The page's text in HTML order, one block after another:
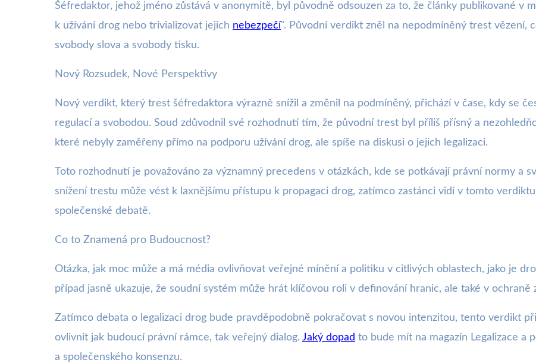
Šéfredaktor, jehož jméno zůstává v anonymitě, byl původně odsouzen za to, že články publikované v
k užívání drog nebo trivializovat jejich nebezpečí". Původní verdikt zněl na nepodmíněný trest vězení,
svobody slova a svobody tisku.
Nový Rozsudek, Nové Perspektivy
Nový verdikt, který trest šéfredaktora výrazně snížil a změnil na podmíněný, přichází v čase, kdy se
regulací a svobodou. Soud zdůvodnil své rozhodnutí tím, že původní trest byl příliš přísný a
které nebyly zaměřeny přímo na podporu užívání drog, ale spíše na diskusi o jejich legalizaci.
Toto rozhodnutí je považováno za významný precedens v otázkách, kde se potkávají právní normy a
snížení trestu může vést k laxnějšímu přístupu k propagaci drog, zatímco zastánci vidí v tomto
společenské debatě.
Co to Znamená pro Budoucnost?
Otázka, jak moc může a má média ovlivňovat veřejné mínění a politiku v citlivých oblastech, jako je
případ jasně ukazuje, že soudní systém může hrát klíčovou roli v definování hranic, ale také v ochraně
Zatímco debata o legalizaci drog bude pravděpodobně pokračovat s novou intenzitou, tento verdikt
ovlivnit jak budoucí právní rámce, tak veřejný dialog. Jaký dopad to bude mít na magazín Legalizace a
a společenského konsenzu.